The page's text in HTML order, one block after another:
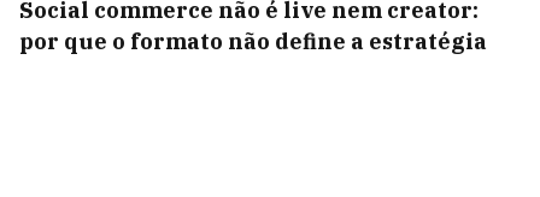
Social commerce não é live nem creator:
por que o formato não define a estratégia